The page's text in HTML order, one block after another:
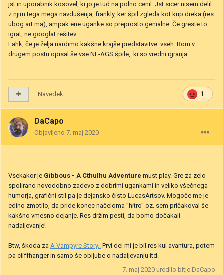
jst in uporabnik kosovel, ki jo je tud na polno cenil. Jst sicer nisem delil
z njim tega mega navdušenja, frankly, ker špil zgleda kot kup dreka (res
ubog art ma), ampak ene uganke so preprosto genialne. Če greste to
igrat, ne googlat rešitev.
Lahk, če je želja nardimo kakšne krajše predstavitve vseh. Bom v
drugem postu opisal še vse NE-AGS špile, ki so vredni igranja.
1
Navedek
DaCapo
Objavljeno 7. maj 2020
Vsekakor je Gibbous - A Cthulhu Adventure must play. Gre za zelo
spolirano novodobno zadevo z dobrimi ugankami in veliko všečnega
humorja, grafični stil pa je dejansko čisto LucasArtsov. Mogoče me je
edino zmotilo, da pride konec načeloma "hitro" oz. sem pričakoval še
kakšno vmesno dejanje. Res držim pesti, da bomo dočakali
nadaljevanje!
Btw, škoda za A Vampyre Story. Prvi del mi je bil res kul avantura, potem
pa cliffhanger in samo še obljube o nadaljevanju itd.
7. maj 2020 uredilo bitje DaCapo